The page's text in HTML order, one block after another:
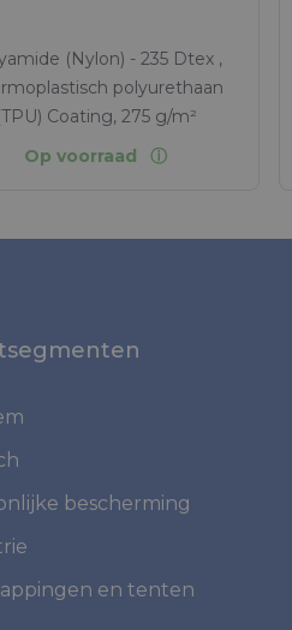
(Nylon) - 235 Dtex ,
polyurethaan
Coating, 275 g/m²
Op voorraad
bescherming
en tenten